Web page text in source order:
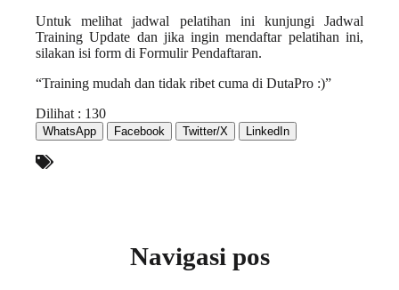
Untuk melihat jadwal pelatihan ini kunjungiJadwal
Training Update dan jika ingin mendaftar pelatihan ini,
silakan isi form di Formulir Pendaftaran.
“Training mudah dan tidak ribet cuma di DutaPro :)”
Dilihat : 130
WhatsApp Facebook Twitter/X LinkedIn
Navigasi pos